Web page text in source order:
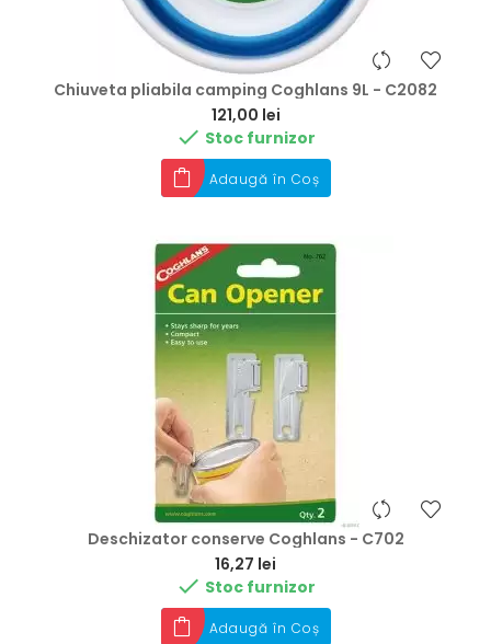
Chiuveta pliabila camping Coghlans 9L - C2082
121,00 lei
 Stoc furnizor
Adaugă în Coș
Deschizator conserve Coghlans - C702
16,27 lei
 Stoc furnizor
Adaugă în Coș